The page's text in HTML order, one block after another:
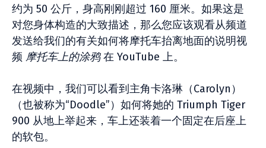
约为 50 公斤，身高刚刚超过 160 厘米。如果这是
对您身体构造的大致描述，那么您应该观看从频道
发送给我们的有关如何将摩托车抬离地面的说明视
频 摩托车上的涂鸦在 YouTube 上。
在视频中，我们可以看到主角卡洛琳（Carolyn）
（也被称为“Doodle”）如何将她的 Triumph Tiger
900 从地上举起来，车上还装着一个固定在后座上
的软包。